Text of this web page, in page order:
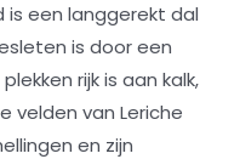
is een langgerekt dal
is door een
rijk is aan kalk,
velden van Leriche
en zijn